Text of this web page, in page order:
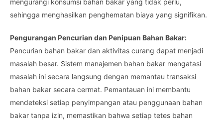
sehingga menghasilkan penghematan biaya yang signifikan.
Pengurangan Pencurian dan Penipuan Bahan Bakar:
Pencurian bahan bakar dan aktivitas curang dapat menjadi
masalah besar. Sistem manajemen bahan bakar mengatasi
masalah ini secara langsung dengan memantau transaksi
bahan bakar secara cermat. Pemantauan ini membantu
mendeteksi setiap penyimpangan atau penggunaan bahan
bakar tanpa izin, memastikan bahwa setiap tetes bahan